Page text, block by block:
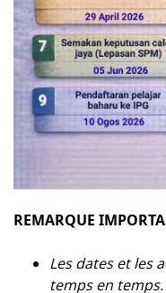
REMARQUE
Les dates et les
temps en temps.